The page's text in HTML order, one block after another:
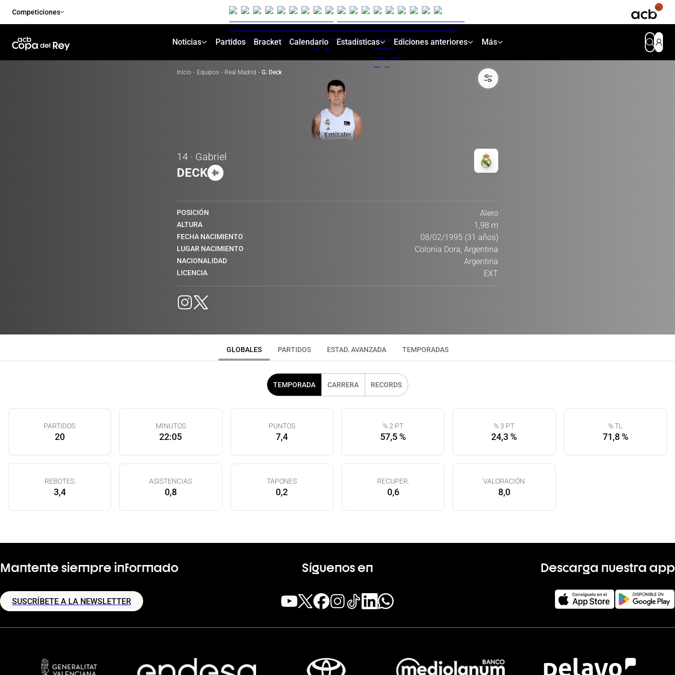
Competiciones
Noticias Partidos Bracket Calendario Estadísticas Ediciones anteriores Más
Inicio · Equipos · Real Madrid · G. Deck
14 · Gabriel
DECK
POSICIÓN Alero
ALTURA 1,98 m
FECHA NACIMIENTO 08/02/1995 (31 años)
LUGAR NACIMIENTO Colonia Dora, Argentina
NACIONALIDAD Argentina
LICENCIA EXT
GLOBALES PARTIDOS ESTAD. AVANZADA TEMPORADAS
TEMPORADA CARRERA RECORDS
PARTIDOS
20
MINUTOS
22:05
PUNTOS
7,4
% 2 PT
57,5 %
% 3 PT
24,3 %
% TL
71,8 %
REBOTES
3,4
ASISTENCIAS
0,8
TAPONES
0,2
RECUPER.
0,6
VALORACIÓN
8,0
Mantente siempre informado
SUSCRÍBETE A LA NEWSLETTER
Síguenos en Descarga nuestra app